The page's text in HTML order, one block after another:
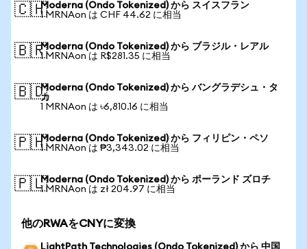
🇨🇭Moderna (Ondo Tokenized) から スイスフラン
1 MRNAon は CHF 44.62 に相当
🇧🇷Moderna (Ondo Tokenized) から ブラジル・レアル
1 MRNAon は R$281.35 に相当
🇧🇩Moderna (Ondo Tokenized) から バングラデシュ・タ
カ
1 MRNAon は ৳6,810.16 に相当
🇵🇭Moderna (Ondo Tokenized) から フィリピン・ペソ
1 MRNAon は ₱3,343.02 に相当
🇵🇱Moderna (Ondo Tokenized) から ポーランド ズロチ
1 MRNAon は zł 204.97 に相当
他のRWAをCNYに変換
LightPath Technologies (Ondo Tokenized) から 中国